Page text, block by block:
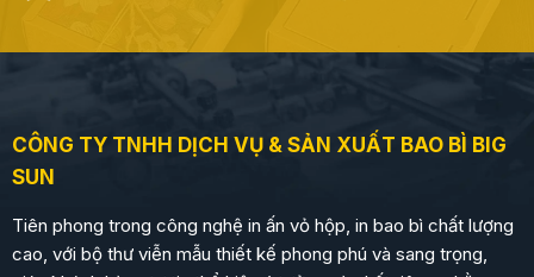
CÔNG TY TNHH DỊCH VỤ & SẢN XUẤT BAO BÌ BIG
SUN
Tiên phong trong công nghệ in ấn vỏ hộp, in bao bì chất lượng
cao, với bộ thư viễn mẫu thiết kế phong phú và sang trọng,